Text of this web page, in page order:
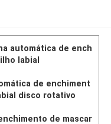
automática de ench
labial
de enchiment
disco rotativo
de mascar